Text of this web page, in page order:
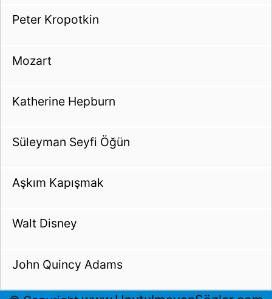
Peter Kropotkin
Mozart
Katherine Hepburn
Süleyman Seyfi Öğün
Aşkım Kapışmak
Walt Disney
John Quincy Adams